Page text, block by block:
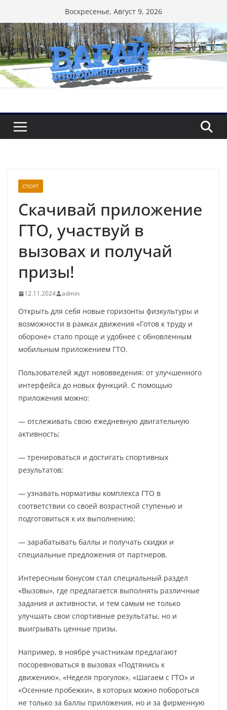
к
содержимому
Воскресенье, Август 9, 2026
СПОРТ
Скачивай приложение
ГТО, участвуй в
вызовах и получай
призы!
12.11.2024 admin
Открыть для себя новые горизонты физкультуры и
возможности в рамках движения «Готов к труду и
обороне» стало проще и удобнее с обновленным
мобильным приложением ГТО.
Пользователей ждут нововведения: от улучшенного
интерфейса до новых функций. С помощью
приложения можно:
— отслеживать свою ежедневную двигательную
активность;
— тренироваться и достигать спортивных
результатов;
— узнавать нормативы комплекса ГТО в
соответствии со своей возрастной ступенью и
подготовиться к их выполнению;
— зарабатывать баллы и получать скидки и
специальные предложения от партнеров.
Интересным бонусом стал специальный раздел
«Вызовы», где предлагается выполнять различные
задания и активности, и тем самым не только
улучшать свои спортивные результаты, но и
выигрывать ценные призы.
Например, в ноябре участникам предлагают
посоревноваться в вызовах «Подтянись к
движению», «Неделя прогулок», «Шагаем с ГТО» и
«Осенние пробежки», в которых можно побороться
не только за баллы приложения, но и за фирменную